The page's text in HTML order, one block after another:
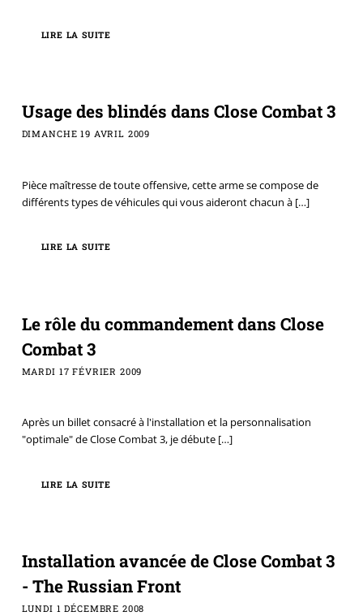
LIRE LA SUITE
Usage des blindés dans Close Combat 3
DIMANCHE 19 AVRIL 2009
Pièce maîtresse de toute offensive, cette arme se compose de
différents types de véhicules qui vous aideront chacun à[…]
LIRE LA SUITE
Le rôle du commandement dans Close
Combat 3
MARDI 17 FÉVRIER 2009
Après un billet consacré à l'installation et la personnalisation
"optimale" de Close Combat 3, je débute[…]
LIRE LA SUITE
Installation avancée de Close Combat 3
- The Russian Front
LUNDI 1 DÉCEMBRE 2008